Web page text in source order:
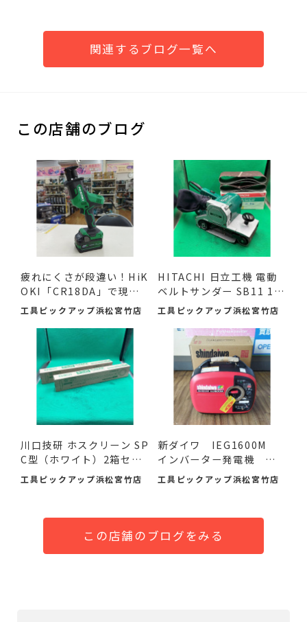
関連するブログ一覧へ
この店舗のブログ
疲れにくさが段違い！HiK
OKI「CR18DA」で現場
の作...
工具ピックアップ浜松宮竹店
HITACHI 日立工機 電動
ベルトサンダー SB11 11
0mm ...
工具ピックアップ浜松宮竹店
川口技研 ホスクリーン SP
C型（ホワイト）2箱セ
ッ...
工具ピックアップ浜松宮竹店
新ダイワ IEG1600M
インバーター発電機 入
荷し...
工具ピックアップ浜松宮竹店
この店舗のブログをみる